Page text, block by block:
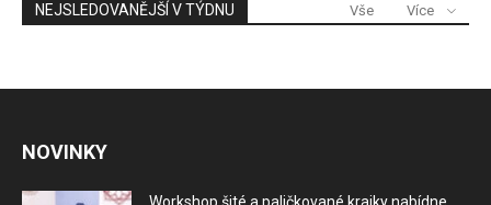
NEJSLEDOVANĚJŠÍ V TÝDNU Vše Více
NOVINKY